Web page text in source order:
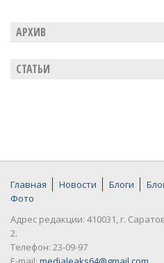
АРХИВ
СТАТЬИ
Главная Новости Блоги
Фото
Адрес редакции: 410031, г.
2.
Телефон: 23-09-97